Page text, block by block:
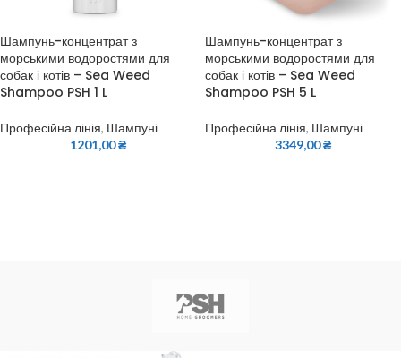
Шампунь-концентрат з
морськими водоростями для
собак і котів – Sea Weed
Shampoo PSH 1 L
Професійна лінія, Шампуні
1201,00₴
Шампунь-концентрат з
морськими водоростями для
собак і котів – Sea Weed
Shampoo PSH 5 L
Професійна лінія, Шампуні
3349,00₴